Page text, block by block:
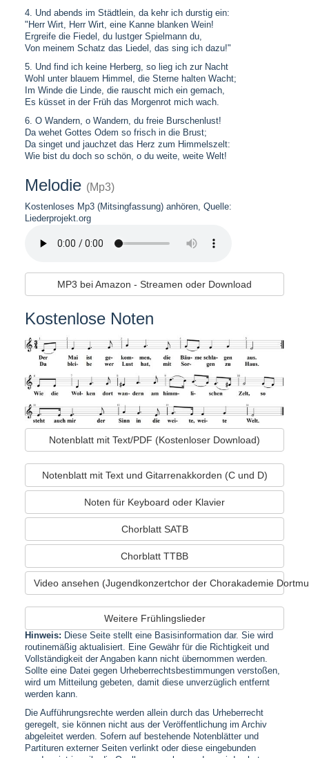
4. Und abends im Städtlein, da kehr ich durstig ein:
"Herr Wirt, Herr Wirt, eine Kanne blanken Wein!
Ergreife die Fiedel, du lustger Spielmann du,
Von meinem Schatz das Liedel, das sing ich dazu!"
5. Und find ich keine Herberg, so lieg ich zur Nacht
Wohl unter blauem Himmel, die Sterne halten Wacht;
Im Winde die Linde, die rauscht mich ein gemach,
Es küsset in der Früh das Morgenrot mich wach.
6. O Wandern, o Wandern, du freie Burschenlust!
Da wehet Gottes Odem so frisch in die Brust;
Da singet und jauchzet das Herz zum Himmelszelt:
Wie bist du doch so schön, o du weite, weite Welt!
Melodie (Mp3)
Kostenloses Mp3 (Mitsingfassung) anhören, Quelle:
Liederprojekt.org
MP3 bei Amazon - Streamen oder Download
Kostenlose Noten
Notenblatt mit Text/PDF (Kostenloser Download)
Notenblatt mit Text und Gitarrenakkorden (C und D)
Noten für Keyboard oder Klavier
Chorblatt SATB
Chorblatt TTBB
Video ansehen (Jugendkonzertchor der Chorakademie
Weitere Frühlingslieder
Hinweis: Diese Seite stellt eine Basisinformation dar. Sie wird
routinemäßig aktualisiert. Eine Gewähr für die Richtigkeit und
Vollständigkeit der Angaben kann nicht übernommen werden.
Sollte eine Datei gegen Urheberrechtsbestimmungen verstoßen,
wird um Mitteilung gebeten, damit diese unverzüglich entfernt
werden kann.
Die Aufführungsrechte werden allein durch das Urheberrecht
geregelt, sie können nicht aus der Veröffentlichung im Archiv
abgeleitet werden. Sofern auf bestehende Notenblätter und
Partituren externer Seiten verlinkt oder diese eingebunden